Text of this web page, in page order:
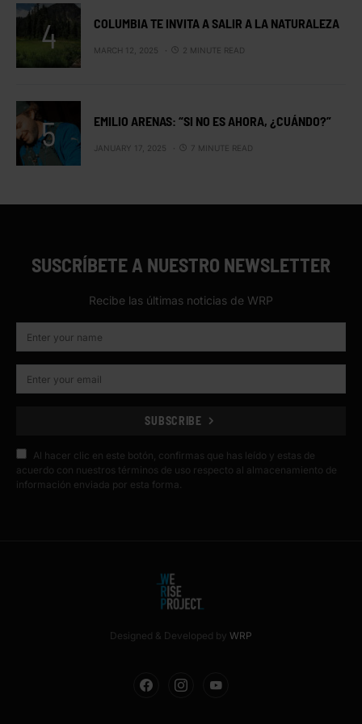
COLUMBIA TE INVITA A SALIR A LA NATURALEZA
MARCH 12, 2025 2 MINUTE READ
EMILIO ARENAS: “SI NO ES AHORA, ¿CUÁNDO?”
JANUARY 17, 2025 7 MINUTE READ
SUSCRÍBETE A NUESTRO NEWSLETTER
Recibe las últimas noticias de WRP
SUBSCRIBE
Al hacer clic en este botón, confirmas que has leído y estas de
acuerdo con nuestros términos de uso respecto al almacenamiento de
información enviada por esta forma.
Designed & Developed by WRP